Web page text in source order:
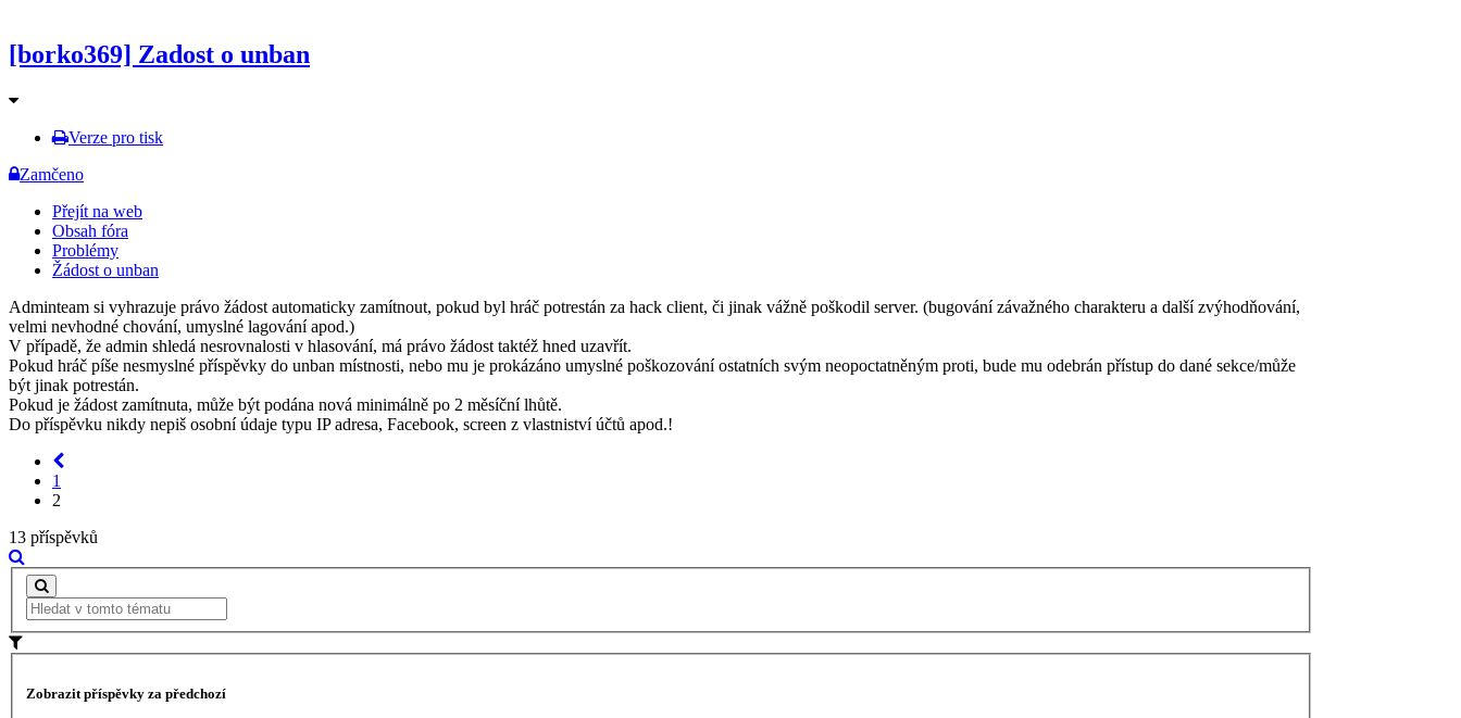
[borko369] Zadost o unban
Verze pro tisk
Zamčeno
Přejít na web
Obsah fóra
Problémy
Žádost o unban
Adminteam si vyhrazuje právo žádost automaticky zamítnout, pokud byl hráč potrestán za hack client, či jinak vážně poškodil server. (bugování závažného charakteru a další zvýhodňování,
velmi nevhodné chování, umyslné lagování apod.)
V případě, že admin shledá nesrovnalosti v hlasování, má právo žádost taktéž hned uzavřít.
Pokud hráč píše nesmyslné příspěvky do unban místnosti, nebo mu je prokázáno umyslné poškozování ostatních svým neopoctatněným proti, bude mu odebrán přístup do dané sekce/může
být jinak potrestán.
Pokud je žádost zamítnuta, může být podána nová minimálně po 2 měsíční lhůtě.
Do příspěvku nikdy nepiš osobní údaje typu IP adresa, Facebook, screen z vlastniství účtů apod.!
1
2
13 příspěvků
Zobrazit příspěvky za předchozí